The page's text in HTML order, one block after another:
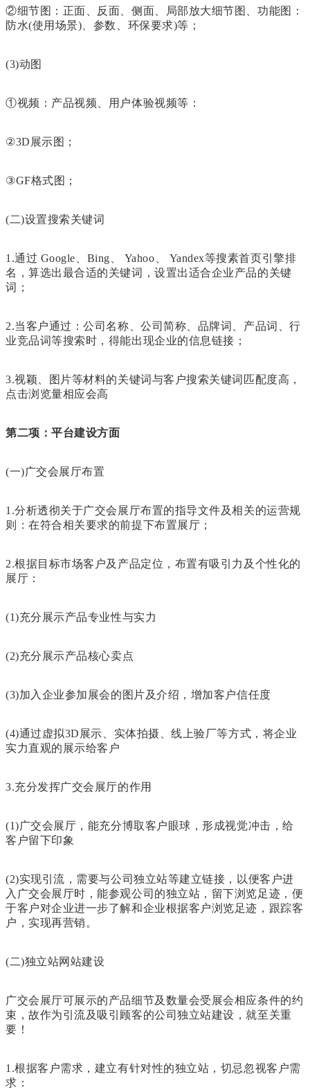
②细节图：正面、反面、侧面、局部放大细节图、功能图：
防水(使用场景)、参数、环保要求)等；
(3)动图
①视频：产品视频、用户体验视频等：
②3D展示图；
③GF格式图；
(二)设置搜索关键词
1.通过 Google、Bing、 Yahoo、 Yandex等搜素首页引擎排
名，算选出最合适的关键词，设置出适合企业产品的关键
词；
2.当客户通过：公司名称、公司简称、品牌词、产品词、行
业竞品词等搜索时，得能出现企业的信息链接；
3.视颖、图片等材料的关键词与客户搜索关键词匹配度高，
点击浏览量相应会高
第二项：平台建设方面
(一)广交会展厅布置
1.分析透彻关于广交会展厅布置的指导文件及相关的运营规
则：在符合相关要求的前提下布置展厅；
2.根据目标市场客户及产品定位，布置有吸引力及个性化的
展厅：
(1)充分展示产品专业性与实力
(2)充分展示产品核心卖点
(3)加入企业参加展会的图片及介绍，增加客户信任度
(4)通过虚拟3D展示、实体拍摄、线上验厂等方式，将企业
实力直观的展示给客户
3.充分发挥广交会展厅的作用
(1)广交会展厅，能充分博取客户眼球，形成视觉冲击，给
客户留下印象
(2)实现引流，需要与公司独立站等建立链接，以便客户进
入广交会展厅时，能参观公司的独立站，留下浏览足迹，便
于客户对企业进一步了解和企业根据客户浏览足迹，跟踪客
户，实现再营销。
(二)独立站网站建设
广交会展厅可展示的产品细节及数量会受展会相应条件的约
束，故作为引流及吸引顾客的公司独立站建设，就至关重
要！
1.根据客户需求，建立有针对性的独立站，切忌忽视客户需
求：